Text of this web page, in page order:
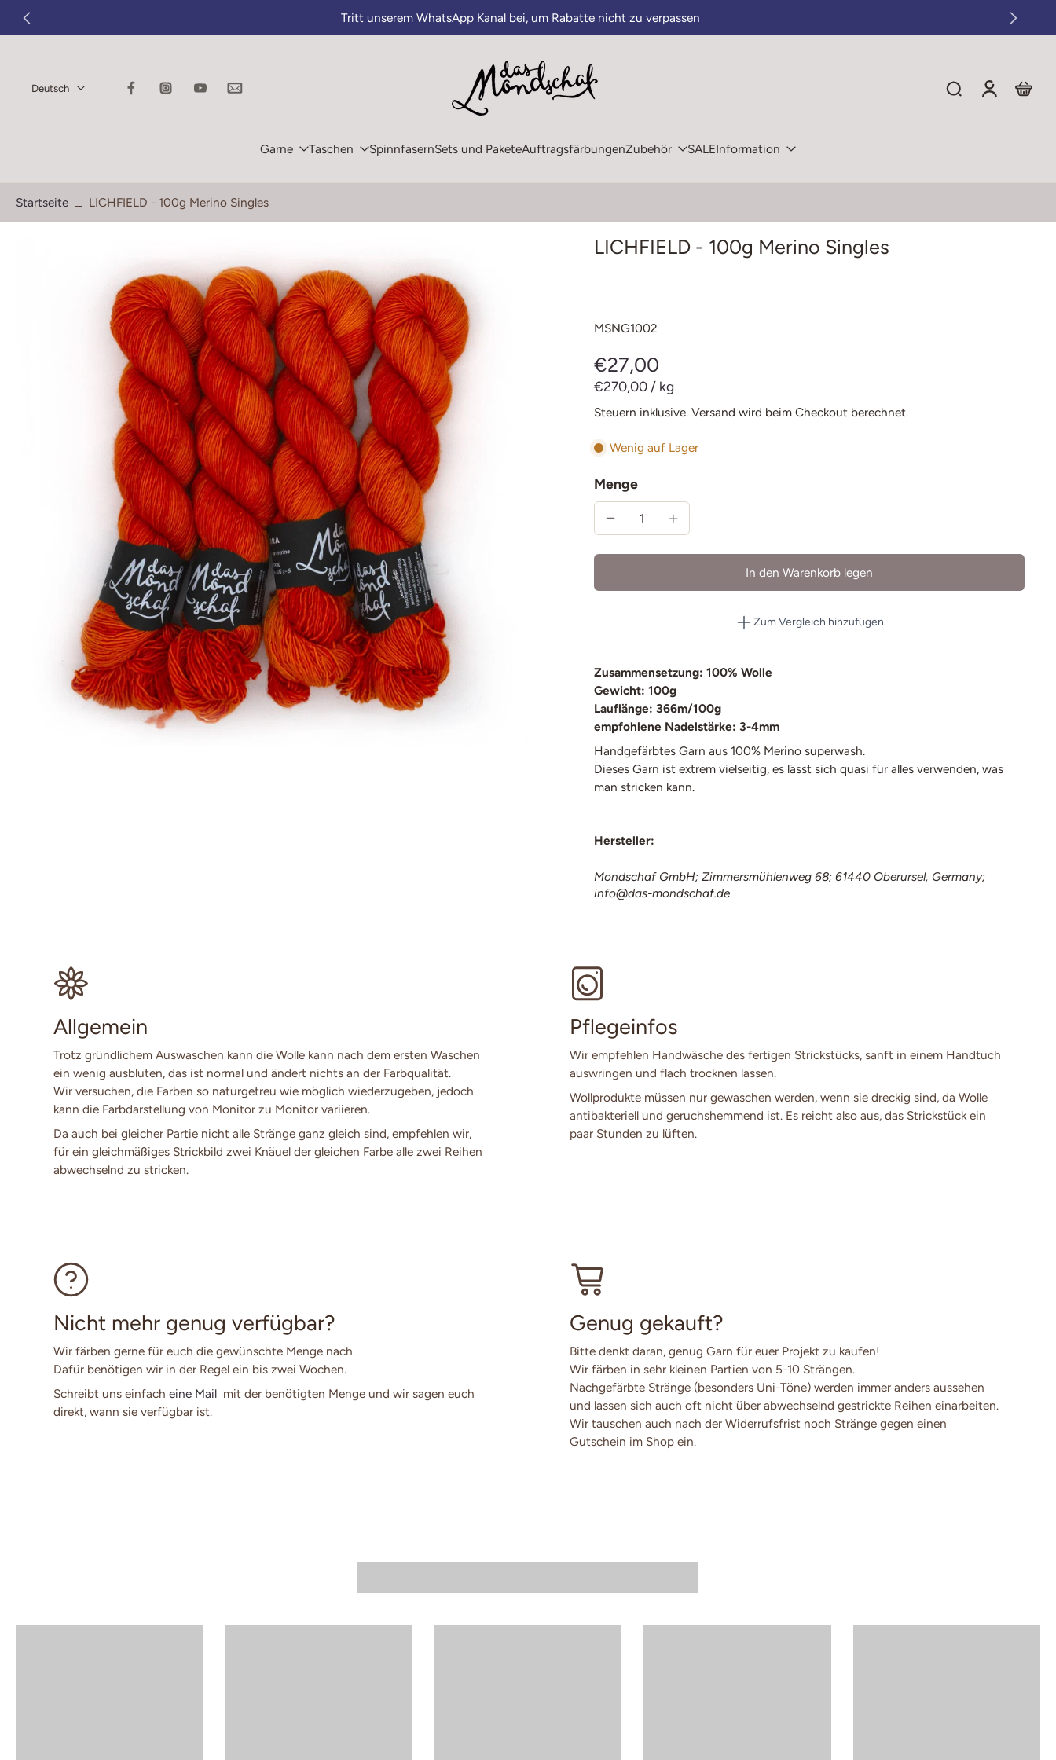
Zum
Inhalt
Tritt unserem WhatsApp Kanal bei, um Rabatte nicht zu verpassen
Deutsch
Garne Taschen SpinnfasernSets und PaketeAuftragsfärbungenZubehör SALEInformation
Startseite LICHFIELD - 100g Merino Singles
Produktinformationen
LICHFIELD - 100g Merino Singles
MSNG1002
€27,00
€270,00 / kg
Steuern inklusive. Versand wird beim Checkout berechnet.
Wenig auf Lager
Menge
In den Warenkorb legen
Zum Vergleich hinzufügen
Zusammensetzung: 100% Wolle
Gewicht: 100g
Lauflänge: 366m/100g
empfohlene Nadelstärke: 3-4mm
Handgefärbtes Garn aus 100% Merino superwash.
Dieses Garn ist extrem vielseitig, es lässt sich quasi für alles verwenden, was
man stricken kann.
Hersteller:
Mondschaf GmbH; Zimmersmühlenweg 68; 61440 Oberursel, Germany;
info@das-mondschaf.de
Allgemein
Trotz gründlichem Auswaschen kann die Wolle kann nach dem ersten Waschen
ein wenig ausbluten, das ist normal und ändert nichts an der Farbqualität.
Wir versuchen, die Farben so naturgetreu wie möglich wiederzugeben, jedoch
kann die Farbdarstellung von Monitor zu Monitor variieren.
Da auch bei gleicher Partie nicht alle Stränge ganz gleich sind, empfehlen wir,
für ein gleichmäßiges Strickbild zwei Knäuel der gleichen Farbe alle zwei Reihen
abwechselnd zu stricken.
Pflegeinfos
Wir empfehlen Handwäsche des fertigen Strickstücks, sanft in einem Handtuch
auswringen und flach trocknen lassen.
Wollprodukte müssen nur gewaschen werden, wenn sie dreckig sind, da Wolle
antibakteriell und geruchshemmend ist. Es reicht also aus, das Strickstück ein
paar Stunden zu lüften.
Nicht mehr genug verfügbar?
Wir färben gerne für euch die gewünschte Menge nach.
Dafür benötigen wir in der Regel ein bis zwei Wochen.
Schreibt uns einfach eine Mail mit der benötigten Menge und wir sagen euch
direkt, wann sie verfügbar ist.
Genug gekauft?
Bitte denkt daran, genug Garn für euer Projekt zu kaufen!
Wir färben in sehr kleinen Partien von 5-10 Strängen.
Nachgefärbte Stränge (besonders Uni-Töne) werden immer anders aussehen
und lassen sich auch oft nicht über abwechselnd gestrickte Reihen einarbeiten.
Wir tauschen auch nach der Widerrufsfrist noch Stränge gegen einen
Gutschein im Shop ein.